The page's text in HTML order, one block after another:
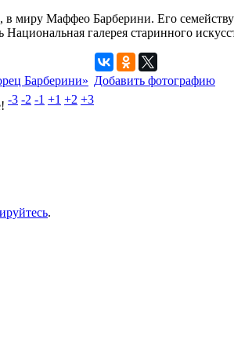
миру Маффео Барберини. Его
галерея старинного
Барберини» Добавить фотографию
-3 -2 -1 +1 +2 +3
.